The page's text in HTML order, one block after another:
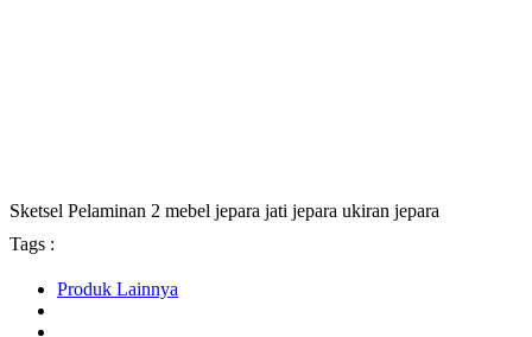
Sketsel Pelaminan 2 mebel jepara jati jepara ukiran jepara
Tags :
Produk Lainnya